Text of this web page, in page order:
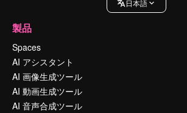
日本語
製品
Spaces
AI アシスタント
AI 画像生成ツール
AI 動画生成ツール
AI 音声合成ツール